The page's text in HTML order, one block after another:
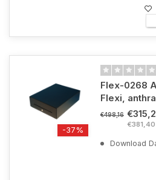
-37%
Flex-0268
Flexi,
€498,16
€381,40
Download